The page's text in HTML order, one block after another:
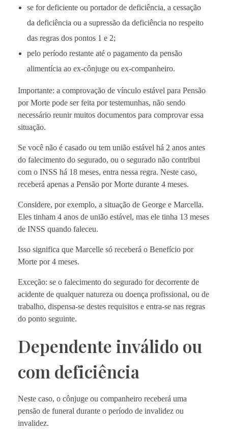
se for deficiente ou portador de deficiência, a cessação
da deficiência ou a supressão da deficiência no respeito
das regras dos pontos 1 e 2;
pelo período restante até o pagamento da pensão
alimentícia ao ex-cônjuge ou ex-companheiro.
Importante: a comprovação de vínculo estável para Pensão
por Morte pode ser feita por testemunhas, não sendo
necessário reunir muitos documentos para comprovar essa
situação.
Se você não é casado ou tem união estável há 2 anos antes
do falecimento do segurado, ou o segurado não contribui
com o INSS há 18 meses, entra nessa regra. Neste caso,
receberá apenas a Pensão por Morte durante 4 meses.
Considere, por exemplo, a situação de George e Marcella.
Eles tinham 4 anos de união estável, mas ele tinha 13 meses
de INSS quando faleceu.
Isso significa que Marcelle só receberá o Benefício por
Morte por 4 meses.
Exceção: se o falecimento do segurado for decorrente de
acidente de qualquer natureza ou doença profissional, ou de
trabalho, dispensa-se destes requisitos e entra-se nas regras
do ponto seguinte.
Dependente inválido ou
com deficiência
Neste caso, o cônjuge ou companheiro receberá uma
pensão de funeral durante o período de invalidez ou
invalidez.